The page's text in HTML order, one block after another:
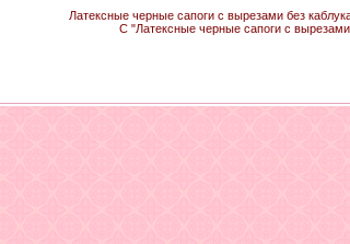
Латексные черные сапоги с вырезами без
С "Латексные черные сапоги с вырезами